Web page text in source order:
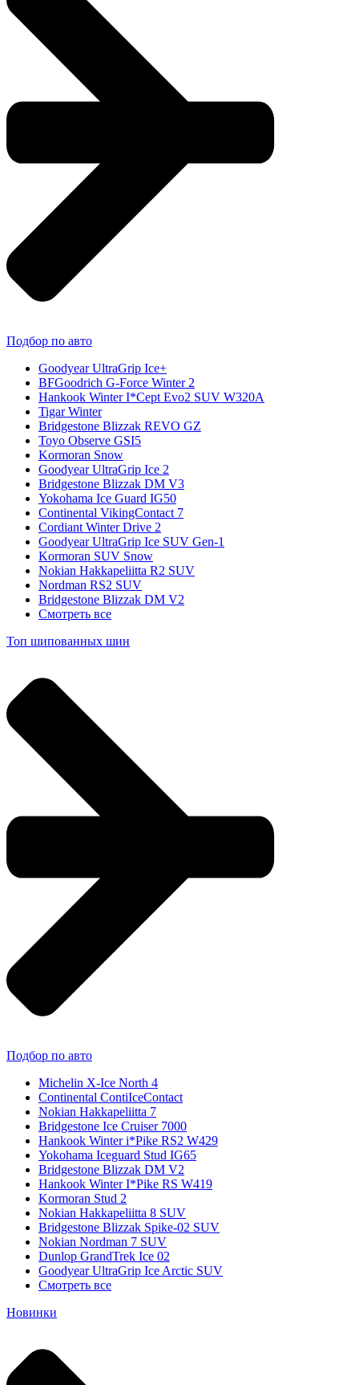
Подбор по авто
Goodyear UltraGrip Ice+
BFGoodrich G-Force Winter 2
Hankook Winter I*Cept Evo2 SUV W320A
Tigar Winter
Bridgestone Blizzak REVO GZ
Toyo Observe GSI5
Kormoran Snow
Goodyear UltraGrip Ice 2
Bridgestone Blizzak DM V3
Yokohama Ice Guard IG50
Continental VikingContact 7
Cordiant Winter Drive 2
Goodyear UltraGrip Ice SUV Gen-1
Kormoran SUV Snow
Nokian Hakkapeliitta R2 SUV
Nordman RS2 SUV
Bridgestone Blizzak DM V2
Смотреть все
Топ шипованных шин
Подбор по авто
Michelin X-Ice North 4
Continental ContiIceContact
Nokian Hakkapeliitta 7
Bridgestone Ice Cruiser 7000
Hankook Winter i*Pike RS2 W429
Yokohama Iceguard Stud IG65
Bridgestone Blizzak DM V2
Hankook Winter I*Pike RS W419
Kormoran Stud 2
Nokian Hakkapeliitta 8 SUV
Bridgestone Blizzak Spike-02 SUV
Nokian Nordman 7 SUV
Dunlop GrandTrek Ice 02
Goodyear UltraGrip Ice Arctic SUV
Смотреть все
Новинки